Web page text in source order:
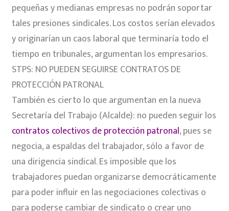
pequeñas y medianas empresas no podrán soportar
tales presiones sindicales. Los costos serían elevados
y originarían un caos laboral que terminaría todo el
tiempo en tribunales, argumentan los empresarios.
STPS: NO PUEDEN SEGUIRSE CONTRATOS DE
PROTECCIÓN PATRONAL
También es cierto lo que argumentan en la nueva
Secretaría del Trabajo (Alcalde): no pueden seguir los
contratos colectivos de protección patronal, pues se
negocia, a espaldas del trabajador, sólo a favor de
una dirigencia sindical. Es imposible que los
trabajadores puedan organizarse democráticamente
para poder influir en las negociaciones colectivas o
para poderse cambiar de sindicato o crear uno